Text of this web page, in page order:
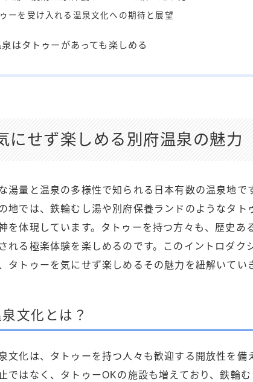
ーを受け入れる温泉文化への期待と展望
はタトゥーがあっても楽しめる
にせず楽しめる別府温泉の魅力
湯量と温泉の多様性で知られる日本有数の温泉地で
地では、鉄輪むし湯や別府保養ランドのようなタト
を体現しています。タトゥーを持つ方々も、歴史あ
れる極楽体験を楽しめるのです。このイントロダク
タトゥーを気にせず楽しめるその魅力を紐解いてい
文化とは？
文化は、タトゥーを持つ人々も歓迎する開放性を備
ではなく、タトゥーOKの施設も増えており、鉄輪